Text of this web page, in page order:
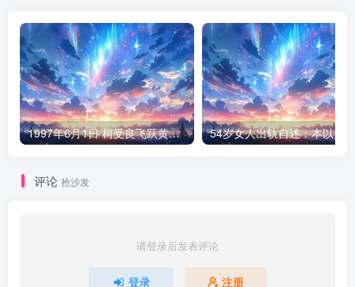
1997年6月1日 柯受良飞跃黄河现场
评论 抢沙发
请登录后发表评论
登录 注册